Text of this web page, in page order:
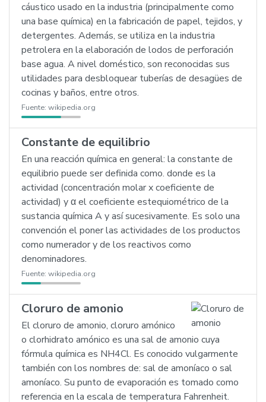
cáustico usado en la industria (principalmente como
una base química) en la fabricación de papel, tejidos, y
detergentes. Además, se utiliza en la industria
petrolera en la elaboración de lodos de perforación
base agua. A nivel doméstico, son reconocidas sus
utilidades para desbloquear tuberías de desagües de
cocinas y baños, entre otros.
Fuente: wikipedia.org
Constante de equilibrio
En una reacción química en general: la constante de
equilibrio puede ser definida como. donde es la
actividad (concentración molar x coeficiente de
actividad) y α el coeficiente estequiométrico de la
sustancia química A y así sucesivamente. Es solo una
convención el poner las actividades de los productos
como numerador y de los reactivos como
denominadores.
Fuente: wikipedia.org
Cloruro de amonio
El cloruro de amonio, cloruro amónico
o clorhidrato amónico es una sal de amonio cuya
fórmula química es NH4Cl. Es conocido vulgarmente
también con los nombres de: sal de amoníaco o sal
amoníaco. Su punto de evaporación es tomado como
referencia en la escala de temperatura Fahrenheit.